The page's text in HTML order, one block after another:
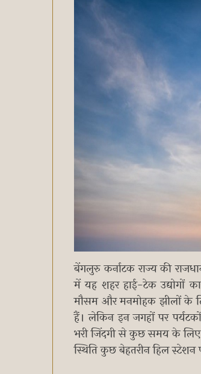
बेंगलुरु कर्नाटक राज्य की
में यह शहर हाई-टेक उद्योगों
मौसम और मनमोहक झीलों के
हैं। लेकिन इन जगहों पर
भरी जिंदगी से कुछ समय के
स्थिति कुछ बेहतरीन हिल